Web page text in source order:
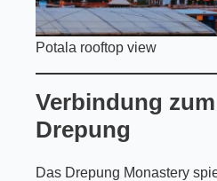
Potala rooftop view
Verbindung
Drepung
Das Drepung Monastery